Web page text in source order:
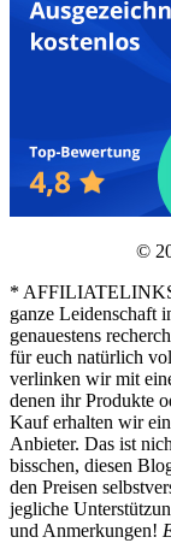
©
*
ganze Leidenschaft
genauestens
für euch natürlich
verlinken wir mit
denen ihr Produkte
Kauf erhalten wir
Anbieter. Das ist
bisschen, diesen
den Preisen
jegliche
und Anmerkungen!